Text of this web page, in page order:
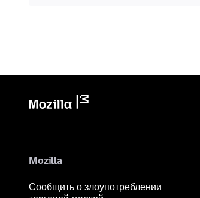
Mozilla
Сообщить о злоупотреблении